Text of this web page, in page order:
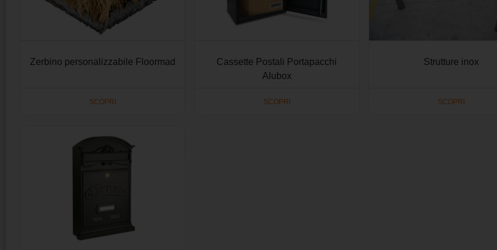
Zerbino personalizzabile Floormad
SCOPRI
Cassette Postali Portapacchi
Alubox
SCOPRI
Strutture inox
SCOPRI